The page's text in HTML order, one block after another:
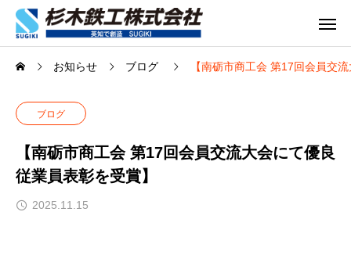
お知らせ ブログ 【南砺市商工会 第17回会員交
ブログ
【南砺市商工会 第17回会員交流大会にて優良
従業員表彰を受賞】
2025.11.15